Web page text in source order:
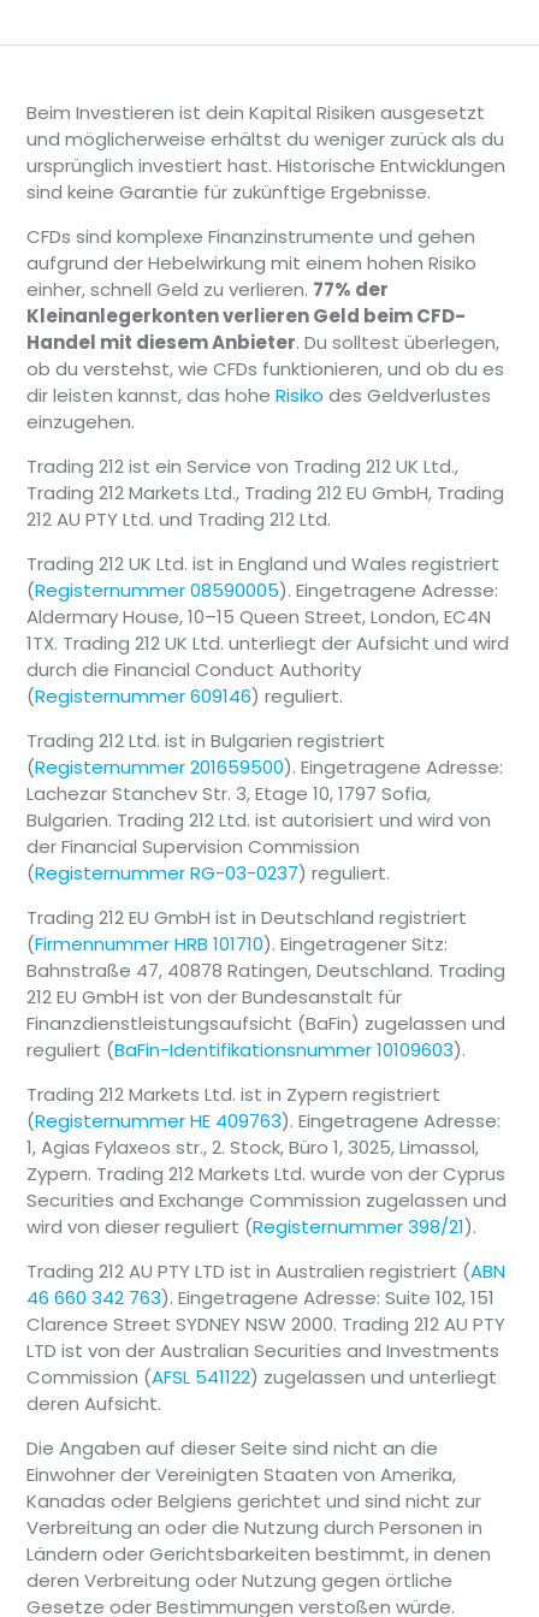
Diversifikation: Du
Diversifikation über
verschiedene
Anlageklassen
Gesamtportfoliorisiko
reduziert.
Professionelles
Management:Diese
Portfolios werden in
der Regel von
Anlageprofis
verwaltet, die
fortschrittliche
Recherchen und
Strategien zur
Auswahl der
Vermögenswerte
einsetzen. Du nutzt
dabei ihr Fachwissen.
Einfachheit:Sie
bieten eine
unkomplizierte
Möglichkeit zu
investieren, was
besonders
ansprechend sein
kann, wenn du nicht
die Zeit oder das
Fachwissen hast,
deine eigenen
Investitionen zu
verwalten.
Modell-Pies sind oft
mit geringeren
Gebühren verbunden
als herkömmliche
verwaltete Fonds, da
kostengünstigen ETFs
zusammengestellt
werden
Da es sich um
Strategien
begrenzte
Portfolio an deine
spezifischen
oder Vorlieben
Modell-Pies
gibt keine
Renditen.
halten
im Gegensatz zu
Gebühren erheben.
Beim Investieren ist dein Kapital Risiken ausgesetzt
und möglicherweise erhältst du weniger zurück als du
ursprünglich investiert hast. Historische Entwicklungen
sind keine Garantie für zukünftige Ergebnisse.
CFDs sind komplexe Finanzinstrumente und gehen
aufgrund der Hebelwirkung mit einem hohen Risiko
einher, schnell Geld zu verlieren. 77% der
Kleinanlegerkonten verlieren Geld beim CFD-
Handel mit diesem Anbieter. Du solltest überlegen,
ob du verstehst, wie CFDs funktionieren, und ob du es
dir leisten kannst, das hoheRisiko des Geldverlustes
einzugehen.
Trading 212 ist ein Service von Trading 212 UK Ltd.,
Trading 212 Markets Ltd., Trading 212 EU GmbH, Trading
212 AU PTY Ltd. und Trading 212 Ltd.
Trading 212 UK Ltd. ist in England und Wales registriert
(Registernummer 08590005). Eingetragene Adresse:
Aldermary House, 10–15 Queen Street, London, EC4N
1TX. Trading 212 UK Ltd. unterliegt der Aufsicht und wird
durch die Financial Conduct Authority
(Registernummer 609146) reguliert.
Trading 212 Ltd. ist in Bulgarien registriert
(Registernummer 201659500). Eingetragene Adresse:
Lachezar Stanchev Str. 3, Etage 10, 1797 Sofia,
Bulgarien. Trading 212 Ltd. ist autorisiert und wird von
der Financial Supervision Commission
(Registernummer RG-03-0237) reguliert.
Trading 212 EU GmbH ist in Deutschland registriert
(Firmennummer HRB 101710). Eingetragener Sitz:
Bahnstraße 47, 40878 Ratingen, Deutschland. Trading
212 EU GmbH ist von der Bundesanstalt für
Finanzdienstleistungsaufsicht (BaFin) zugelassen und
reguliert (BaFin-Identifikationsnummer 10109603).
Trading 212 Markets Ltd. ist in Zypern registriert
(Registernummer HE 409763). Eingetragene Adresse:
1, Agias Fylaxeos str., 2. Stock, Büro 1, 3025, Limassol,
Zypern. Trading 212 Markets Ltd. wurde von der Cyprus
Securities and Exchange Commission zugelassen und
wird von dieser reguliert (Registernummer 398/21).
Trading 212 AU PTY LTD ist in Australien registriert (ABN
46 660 342 763). Eingetragene Adresse: Suite 102, 151
Clarence Street SYDNEY NSW 2000. Trading 212 AU PTY
LTD ist von der Australian Securities and Investments
Commission (AFSL 541122) zugelassen und unterliegt
deren Aufsicht.
Die Angaben auf dieser Seite sind nicht an die
Einwohner der Vereinigten Staaten von Amerika,
Kanadas oder Belgiens gerichtet und sind nicht zur
Verbreitung an oder die Nutzung durch Personen in
Ländern oder Gerichtsbarkeiten bestimmt, in denen
deren Verbreitung oder Nutzung gegen örtliche
Gesetze oder Bestimmungen verstoßen würde.